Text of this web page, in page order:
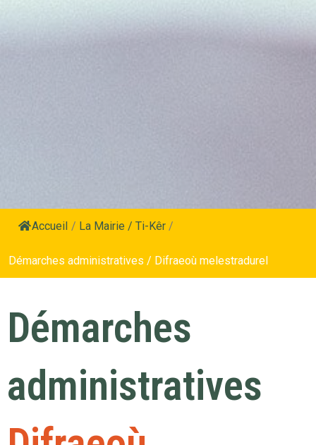
Accueil / La Mairie / Ti-Kêr /
Démarches administratives / Difraeoù melestradurel
Démarches
administratives